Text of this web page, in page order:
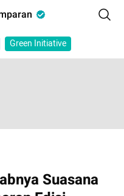
Green Initiative
Suasana